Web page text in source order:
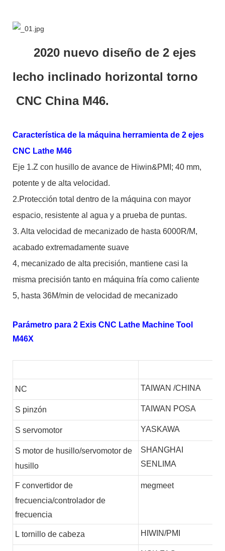
2020 nuevo diseño de 2 ejes
lecho inclinado horizontal torno
CNC China M46.
Característica de la máquina herramienta de 2 ejes
CNC Lathe M46
Eje 1.Z con husillo de avance de Hiwin&PMI; 40 mm,
potente y de alta velocidad.
2.Protección total dentro de la máquina con mayor
espacio, resistente al agua y a prueba de puntas.
3. Alta velocidad de mecanizado de hasta 6000R/M,
acabado extremadamente suave
4, mecanizado de alta precisión, mantiene casi la
misma precisión tanto en máquina fría como caliente
5, hasta 36M/min de velocidad de mecanizado
Parámetro para 2 Exis CNC Lathe Machine Tool
M46X
NC TAIWAN /CHINA
S pinzón TAIWAN POSA
S servomotor YASKAWA
S motor de husillo/servomotor de
husillo
SHANGHAI
SENLIMA
F convertidor de
frecuencia/controlador de
frecuencia
megmeet
L tornillo de cabeza HIWIN/PMI